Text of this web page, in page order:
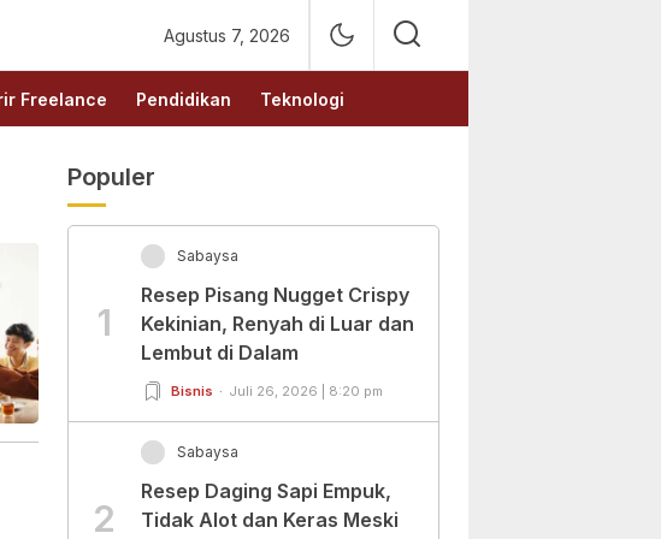
Agustus 7, 2026
Freelance Pendidikan Teknologi
Populer
1
Sabaysa
Resep Pisang Nugget Crispy
Kekinian, Renyah di Luar dan
Lembut di Dalam
Bisnis Juli 26, 2026 | 8:20 pm
2
Sabaysa
Resep Daging Sapi Empuk,
Tidak Alot dan Keras Meski